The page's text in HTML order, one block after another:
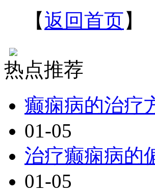
【返回首页】
热点推荐
癫痫病的治疗
01-05
治疗癫痫病的
01-05